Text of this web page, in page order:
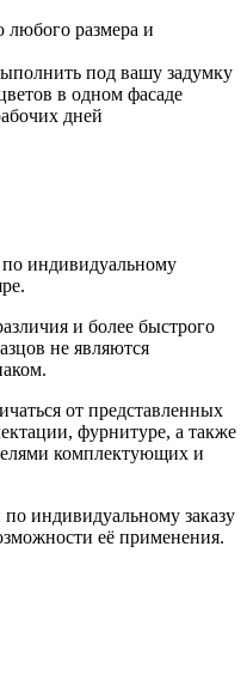
любого размера и
под вашу задумку
в одном фасаде
дней
индивидуальному
и более быстрого
не являются
от представленных
фурнитуре, а также
комплектующих и
индивидуальному заказу
её применения.